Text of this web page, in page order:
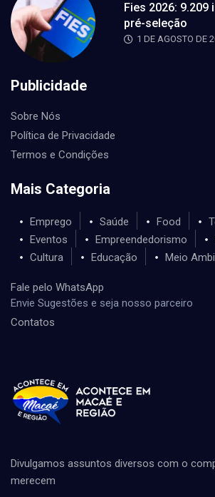
Fies 2026:
pré-seleção
1 DE AGOSTO DE
Publicidade
Sobre Nós
Política de Privacidade
Termos e Condições
Mais Categoria
Emprego Saúde Food
Eventos
Empreendedorismo
Cultura
Educação Meio
Fale pelo WhatsApp
Envie Sugestões e seja nosso parceiro
Contatos
Divulgamos assuntos diversos com o
merecem